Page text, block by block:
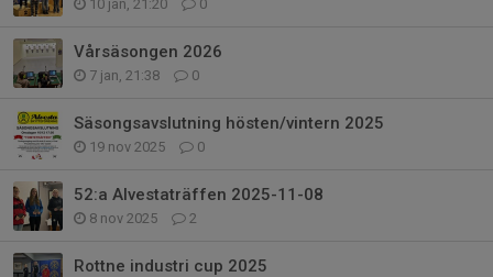
10 jan, 21:20 0
Vårsäsongen 2026
7 jan, 21:38 0
Säsongsavslutning hösten/vintern 2025
19 nov 2025 0
52:a Alvestaträffen 2025-11-08
8 nov 2025 2
Rottne industri cup 2025